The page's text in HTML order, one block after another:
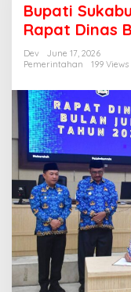
Bupati
Rapat Dinas
Dev
June 17, 2026
Pemerintahan
199 Views